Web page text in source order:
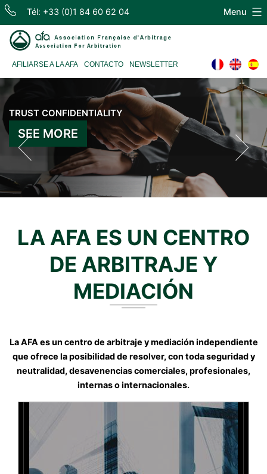
Skip
content
Tél: +33 (0)1 84 60 62 04
Association
Française
d'Arbitrage
AFILIARSE A LA AFA CONTACTO NEWSLETTER
Menu
TRUST CONFIDENTIALITY
SEE MORE
INDEPENDENCE EXPERIENCE
SEE MORE
LA AFA ES UN CENTRO
DE ARBITRAJE Y
MEDIACIÓN
La AFA es un centro de arbitraje y mediación independiente
que ofrece la posibilidad de resolver, con toda seguridad y
neutralidad, desavenencias comerciales, profesionales,
internas o internacionales.